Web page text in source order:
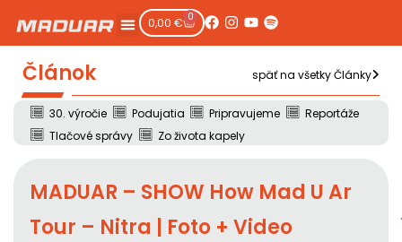
0,00 € 0
Článok späť na všetky Články
30. výročie Podujatia Pripravujeme
Reportáže
Tlačové správy
Zo života kapely
MADUAR – SHOW How Mad U Ar
Tour – Nitra | Foto + Video